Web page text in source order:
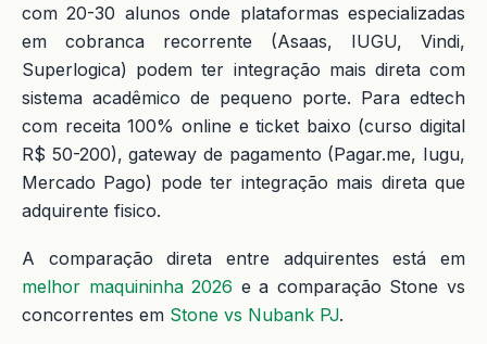
com 20-30 alunos onde plataformas especializadas
em cobranca recorrente (Asaas, IUGU, Vindi,
Superlogica) podem ter integração mais direta com
sistema acadêmico de pequeno porte. Para edtech
com receita 100% online e ticket baixo (curso digital
R$ 50-200), gateway de pagamento (Pagar.me, Iugu,
Mercado Pago) pode ter integração mais direta que
adquirente fisico.
A comparação direta entre adquirentes está em
melhor maquininha 2026 e a comparação Stone vs
concorrentes em Stone vs Nubank PJ.